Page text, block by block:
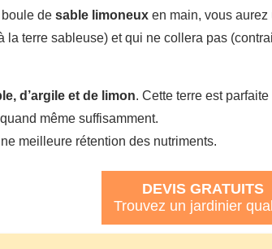
de sable limoneux en main, vous aurez
la terre sableuse) et qui ne collera pas
d’argile et de limon. Cette terre est
même suffisamment.
meilleure rétention des nutriments.
DEVIS GRATUITS
Trouvez un jardinier